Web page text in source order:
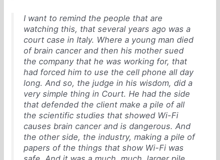
I want to remind the people that are
watching this, that several years ago was a
court case in Italy. Where a young man died
of brain cancer and then his mother sued
the company that he was working for, that
had forced him to use the cell phone all day
long. And so, the judge in his wisdom, did a
very simple thing in Court. He had the side
that defended the client make a pile of all
the scientific studies that showed Wi-Fi
causes brain cancer and is dangerous. And
the other side, the industry, making a pile of
papers of the things that show Wi-Fi was